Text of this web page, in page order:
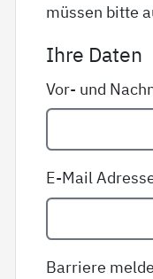
müssen bitte
Ihre Daten
Vor- und
E-Mail
Barriere